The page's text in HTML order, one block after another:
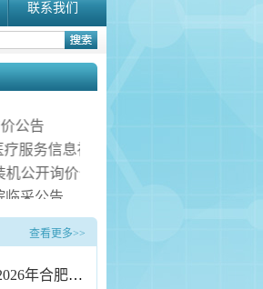
联系我们
价公告
医疗服务信息社会公开
开询价公告
采公告
公告
水器安装服务项目（二次） 中标候选人
查看更多>>
长丰县中医院在2026年合肥市针灸推拿技能竞赛中斩获佳绩